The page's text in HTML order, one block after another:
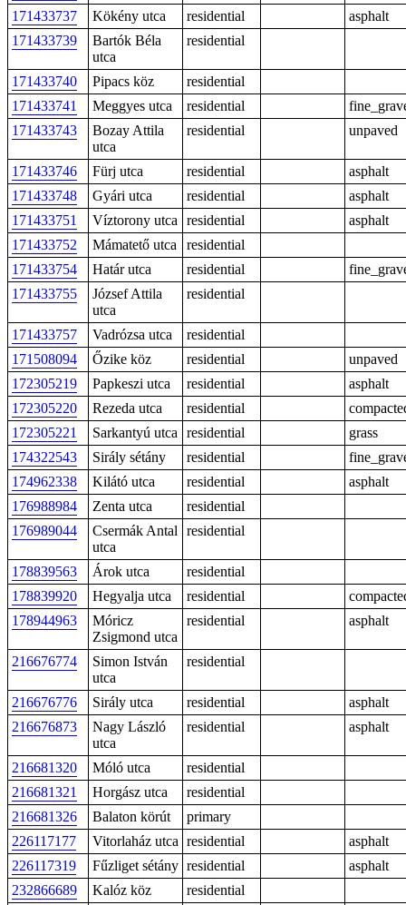
171433737
Kökény utca residential
asphalt
171433739
Bartók Béla
utca
residential
171433740 Pipacs köz
residential
171433741
Meggyes utca residential
171433743
Bozay Attila
utca
residential unpaved
171433746 Fürj utca residential
asphalt
171433748
Gyári utca residential
asphalt
171433751
Víztorony utca residential
asphalt
171433752
Mámatető utca
residential
171433754
Határ utca residential
171433755
József Attila
utca
residential
171433757 Vadrózsa utca
residential
171508094
Őzike köz residential
unpaved
172305219
Papkeszi utca residential
asphalt
172305220
Rezeda utca residential
172305221
Sarkantyú utca residential
grass
174322543
Sirály sétány residential
174962338
Kilátó utca residential
asphalt
176988984
Zenta utca
residential
176989044
Csermák Antal
utca
residential
178839563 Árok utca
residential
178839920
Hegyalja utca residential
178944963
Móricz
Zsigmond utca
residential asphalt
216676774
Simon István
utca
residential
216676776 Sirály utca residential
asphalt
216676873
Nagy László
utca
residential asphalt
216681320 Móló utca
residential
216681321
Horgász utca
residential
216681326
Balaton körút
primary
226117177
Vitorlaház utca residential
asphalt
226117319
Fűzliget sétány residential
asphalt
232866689
Kalóz köz
residential